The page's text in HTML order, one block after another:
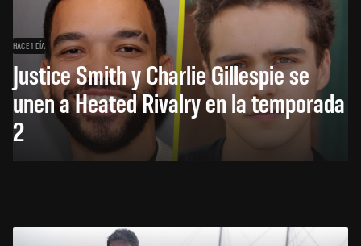
HACE 1 DÍA
Justice Smith y Charlie Gillespie se
unen a Heated Rivalry en la temporada
2